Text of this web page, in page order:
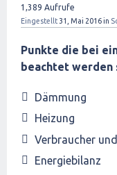
1,389 Aufrufe
Eingestellt 31, Mai 2016in
Punkte die bei
beachtet werden
Dämmung
Heizung
Verbraucher
Energiebilanz